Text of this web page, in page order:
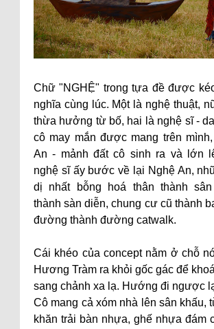
Chữ "NGHỆ" trong tựa đề được
nghĩa cùng lúc. Một là nghệ thuật,
thừa hưởng từ bố, hai là nghệ sĩ -
cô may mắn được mang trên
An - mảnh đất cô sinh ra và lớn
nghệ sĩ ấy bước về lại Nghệ An,
dị nhất bỗng hoá thân thành
thành sàn diễn, chung cư cũ thành
đường thành đường catwalk.
Cái khéo của concept nằm ở chỗ
Hương Tràm ra khỏi gốc gác để
sang chảnh xa lạ. Hướng đi ngược
Cô mang cả xóm nhà lên sân khấu,
khăn trải bàn nhựa, ghế nhựa đám